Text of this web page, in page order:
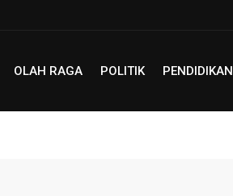
OLAH RAGA POLITIK PENDIDIKAN